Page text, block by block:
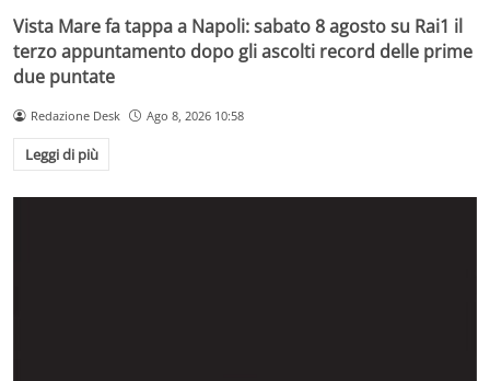
Vista Mare fa tappa a Napoli: sabato 8 agosto su Rai1 il
terzo appuntamento dopo gli ascolti record delle prime
due puntate
Redazione Desk Ago 8, 2026 10:58
Leggi di più